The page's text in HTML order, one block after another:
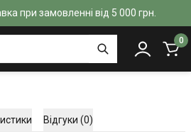
при замовленні від 5 000 грн.
0
Відгуки (0)